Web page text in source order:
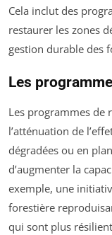
Cela inclut des
restaurer les zones
gestion durable des
Les
Les programmes de
l’atténuation de
dégradées ou en
d’augmenter la
exemple, une
forestière
qui sont plus